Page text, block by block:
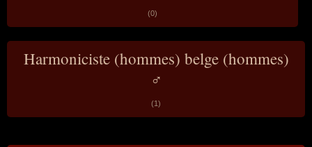
(0)
Harmoniciste (hommes) belge (hommes)
♂
(1)